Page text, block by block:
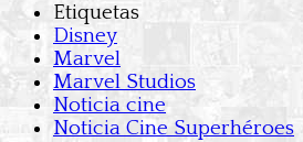
Etiquetas
Disney
Marvel
Marvel Studios
Noticia cine
Noticia Cine Superhéroes